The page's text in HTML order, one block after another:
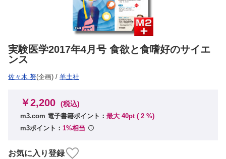
実験医学2017年4月号 食欲と食嗜好のサイエ
ンス
佐々木 努(企画) / 羊土社
￥2,200 (税込)
m3.com 電子書籍ポイント： 最大 40pt ( 2 %)
m3ポイント： 1%相当
お気に入り登録